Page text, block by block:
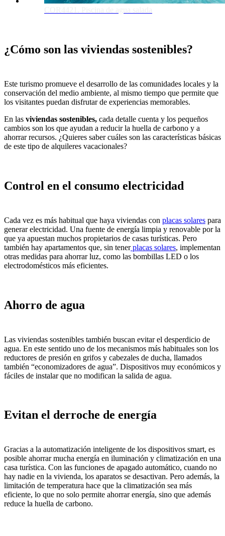
¿Cómo son las viviendas sostenibles?
Este turismo promueve el desarrollo de las comunidades locales y la
conservación del medio ambiente, al mismo tiempo que permite que
los visitantes puedan disfrutar de experiencias memorables.
En las viviendas sostenibles, cada detalle cuenta y los pequeños
cambios son los que ayudan a reducir la huella de carbono y a
ahorrar recursos. ¿Quieres saber cuáles son las características básicas
de este tipo de alquileres vacacionales?
Control en el consumo electricidad
Cada vez es más habitual que haya viviendas con placas solares para
generar electricidad. Una fuente de energía limpia y renovable por la
que ya apuestan muchos propietarios de casas turísticas. Pero
también hay apartamentos que, sin tenerplacas solares, implementan
otras medidas para ahorrar luz, como las bombillas LED o los
electrodomésticos más eficientes.
Ahorro de agua
Las viviendas sostenibles también buscan evitar el desperdicio de
agua. En este sentido uno de los mecanismos más habituales son los
reductores de presión en grifos y cabezales de ducha, llamados
también “economizadores de agua”. Dispositivos muy económicos y
fáciles de instalar que no modifican la salida de agua.
Evitan el derroche de energía
Gracias a la automatización inteligente de los dispositivos smart, es
posible ahorrar mucha energía en iluminación y climatización en una
casa turística. Con las funciones de apagado automático, cuando no
hay nadie en la vivienda, los aparatos se desactivan. Pero además, la
limitación de temperatura hace que la climatización sea más
eficiente, lo que no solo permite ahorrar energía, sino que además
reduce la huella de carbono.